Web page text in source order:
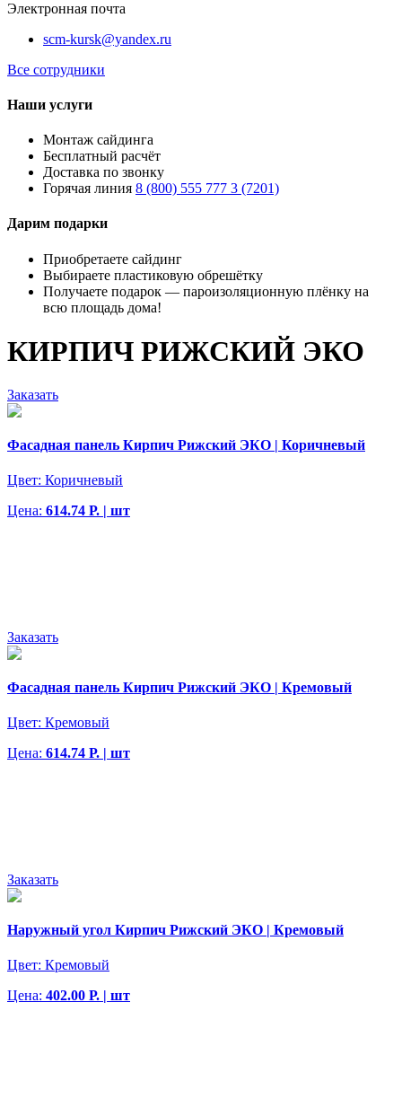
Электронная почта
scm-kursk@yandex.ru
Все сотрудники
Наши услуги
Монтаж сайдинга
Бесплатный расчёт
Доставка по звонку
Горячая линия 8 (800) 555 777 3 (7201)
Дарим подарки
Приобретаете сайдинг
Выбираете пластиковую обрешётку
Получаете подарок — пароизоляционную плёнку на
всю площадь дома!
КИРПИЧ РИЖСКИЙ ЭКО
Заказать
Фасадная панель Кирпич Рижский ЭКО | Коричневый
Цвет: Коричневый
Цена: 614.74 Р. | шт
Заказать
Фасадная панель Кирпич Рижский ЭКО | Кремовый
Цвет: Кремовый
Цена: 614.74 Р. | шт
Заказать
Наружный угол Кирпич Рижский ЭКО | Кремовый
Цвет: Кремовый
Цена: 402.00 Р. | шт